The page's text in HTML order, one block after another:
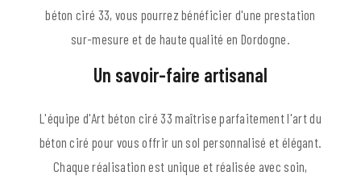
béton ciré 33, vous pourrez bénéficier d'une prestation
sur-mesure et de haute qualité en Dordogne.
Un savoir-faire artisanal
L'équipe d'Art béton ciré 33 maîtrise parfaitement l'art du
béton ciré pour vous offrir un sol personnalisé et élégant.
Chaque réalisation est unique et réalisée avec soin,